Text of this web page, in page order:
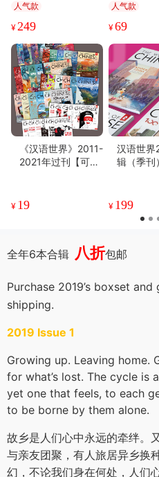
机周边
人气款
¥249
人气款
¥69
《汉语世界》2011-
2021年过刊【可备
¥ 19
汉语世界
辑（季刊）
¥ 199
全年6本合辑 八折包邮
Purchase 2019’s boxset and
shipping.
2019 Issue 1
Growing up. Leaving home.
for what’s lost. The cycle is
yet one that feels, to each
to be borne by them alone.
故乡是人们心中永远的牵绊。
与亲友团聚，有人旅居异乡换
幻，不论我们身在何处，人们